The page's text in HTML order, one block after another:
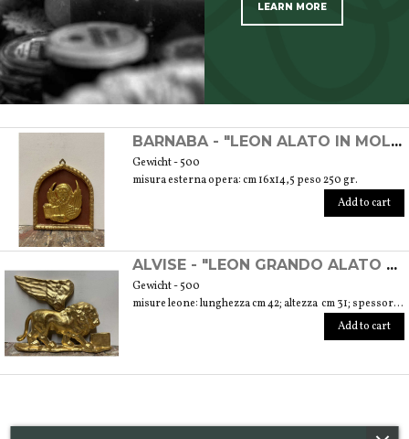
LEARN MORE
BARNABA - "LEON ALATO IN MOLECA" ORNAMENTO DECORATIVO REALIZZATO CON TECNICA A PASTIGLIA E FOGLIA ORO
Gewicht - 500
misura esterna opera: cm 16x14,5 peso 250 gr.
Add to cart
ALVISE - "LEON GRANDO ALATO ANDANTE" ORNAMENTO DECORATIVO REALIZZATO IN CARTAPESTA E FOGLIA ORO
Gewicht - 500
misure leone: lunghezza cm 42; altezza cm 31; spessore cm 5 peso 310 gr.
Add to cart